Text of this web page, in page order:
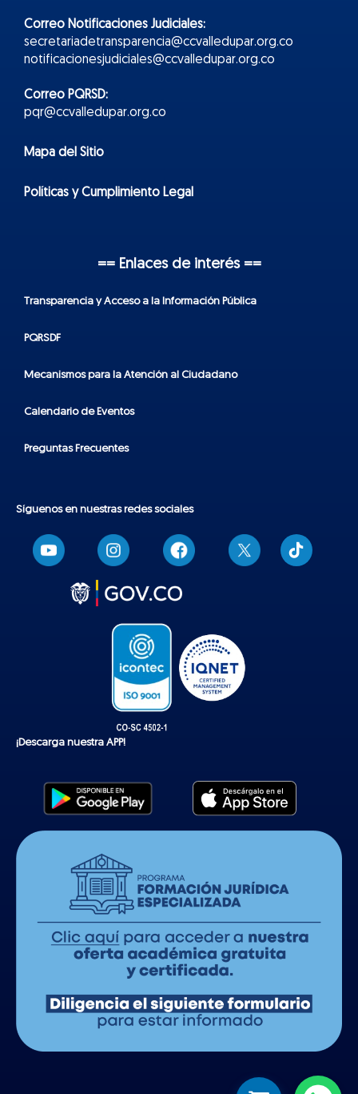
Correo Notificaciones Judiciales:
secretariadetransparencia@ccvalledupar.org.co
notificacionesjudiciales@ccvalledupar.org.co
Correo PQRSD:
pqr@ccvalledupar.org.co
Mapa del Sitio
Políticas y Cumplimiento Legal
== Enlaces de interés ==
Transparencia y Acceso a la Información Pública
PQRSDF
Mecanismos para la Atención al Ciudadano
Calendario de Eventos
Preguntas Frecuentes
Síguenos en nuestras redes sociales
T
i
k
¡Descarga nuestra APP!